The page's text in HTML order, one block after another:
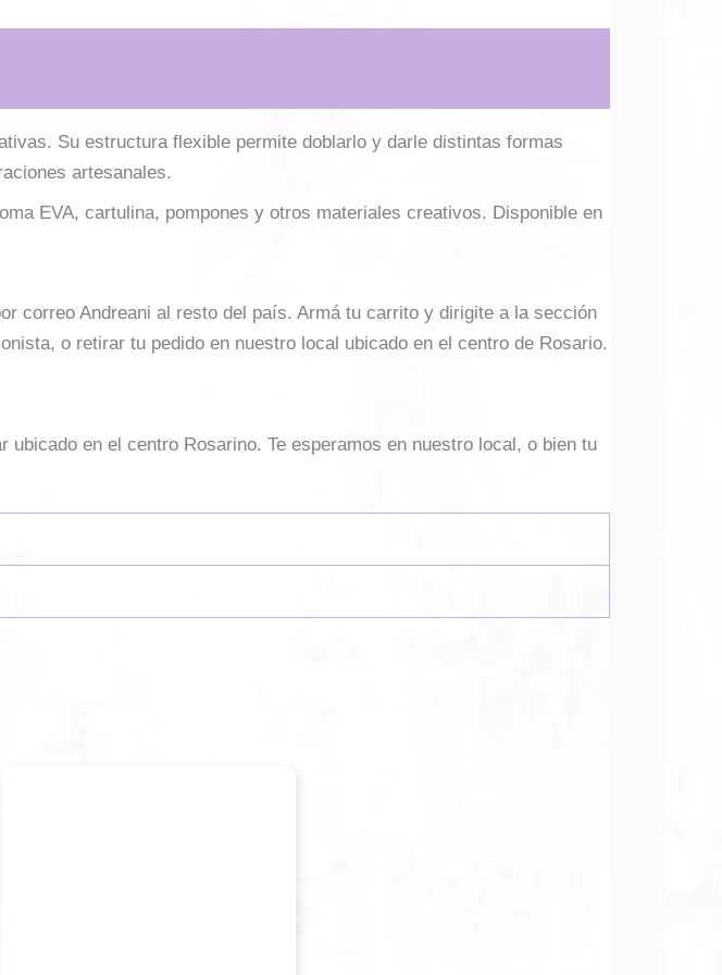
Su estructura flexible permite doblarlo y darle distintas formas
artesanales.
EVA, cartulina, pompones y otros materiales creativos. Disponible en
correo Andreani al resto del país. Armá tu carrito y dirigite a la sección
o retirar tu pedido en nuestro local ubicado en el centro de Rosario.
en el centro Rosarino. Te esperamos en nuestro local, o bien tu